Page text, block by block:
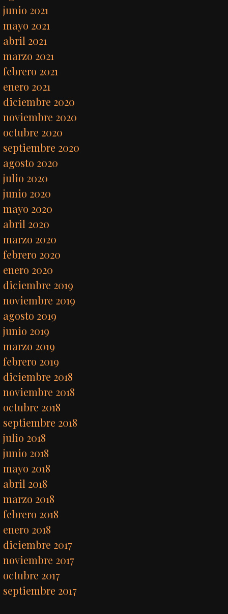
junio 2021
mayo 2021
abril 2021
marzo 2021
febrero 2021
enero 2021
diciembre 2020
noviembre 2020
octubre 2020
septiembre 2020
agosto 2020
julio 2020
junio 2020
mayo 2020
abril 2020
marzo 2020
febrero 2020
enero 2020
diciembre 2019
noviembre 2019
agosto 2019
junio 2019
marzo 2019
febrero 2019
diciembre 2018
noviembre 2018
octubre 2018
septiembre 2018
julio 2018
junio 2018
mayo 2018
abril 2018
marzo 2018
febrero 2018
enero 2018
diciembre 2017
noviembre 2017
octubre 2017
septiembre 2017